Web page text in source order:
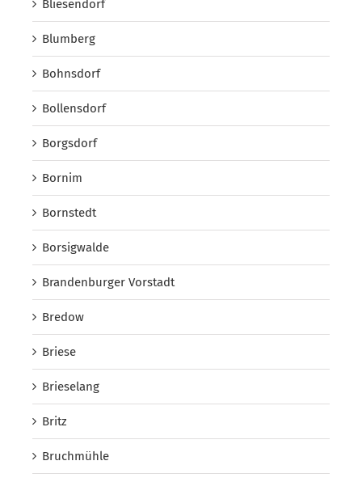
Bliesendorf
Blumberg
Bohnsdorf
Bollensdorf
Borgsdorf
Bornim
Bornstedt
Borsigwalde
Brandenburger Vorstadt
Bredow
Briese
Brieselang
Britz
Bruchmühle